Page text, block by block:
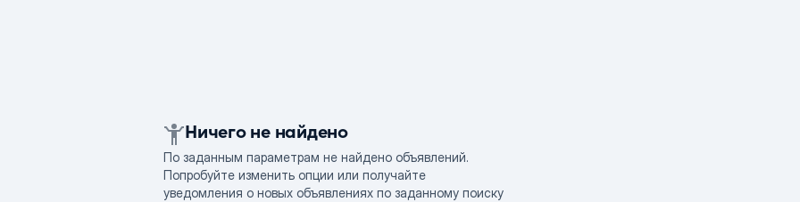
Ничего не найдено
По заданным параметрам не найдено объявлений.
Попробуйте изменить опции или получайте
уведомления о новых объявлениях по заданному поиску